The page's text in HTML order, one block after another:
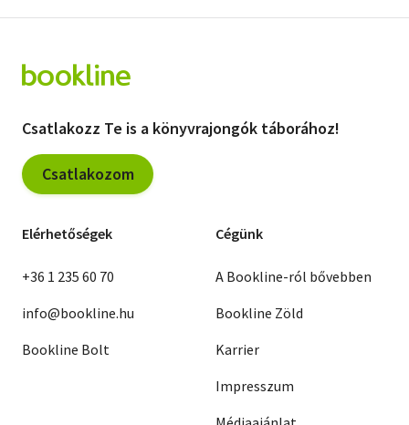
Csatlakozz Te is a könyvrajongók táborához!
Csatlakozom
Elérhetőségek
+36 1 235 60 70
info@bookline.hu
Bookline Bolt
Cégünk
A Bookline-ról bővebben
Bookline Zöld
Karrier
Impresszum